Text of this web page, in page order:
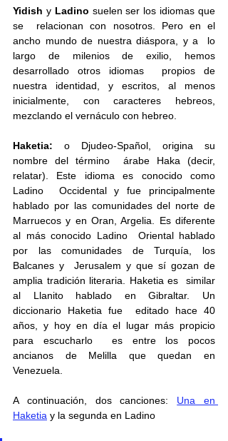
Yidish y Ladino suelen ser los idiomas que
se  relacionan con nosotros. Pero en el
ancho mundo de nuestra diáspora, y a  lo
largo de milenios de exilio, hemos
desarrollado otros idiomas  propios de
nuestra identidad, y escritos, al menos
inicialmente, con caracteres hebreos,
mezclando el vernáculo con hebreo.
Haketia: o Djudeo-Spañol, origina su
nombre del término  árabe Haka (decir,
relatar). Este idioma es conocido como
Ladino  Occidental y fue principalmente
hablado por las comunidades del norte de
Marruecos y en Oran, Argelia. Es diferente
al más conocido Ladino  Oriental hablado
por las comunidades de Turquía, los
Balcanes y  Jerusalem y que sí gozan de
amplia tradición literaria. Haketia es  similar
al Llanito hablado en Gibraltar. Un
diccionario Haketia fue  editado hace 40
años, y hoy en día el lugar más propicio
para escucharlo  es entre los pocos
ancianos de Melilla que quedan en
Venezuela.
A continuación, dos canciones: Una en
Haketia y la segunda en Ladino